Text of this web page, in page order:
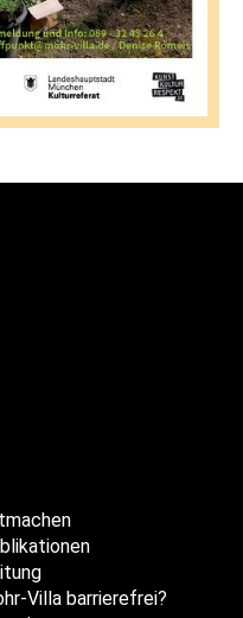
Villa barrierefrei?